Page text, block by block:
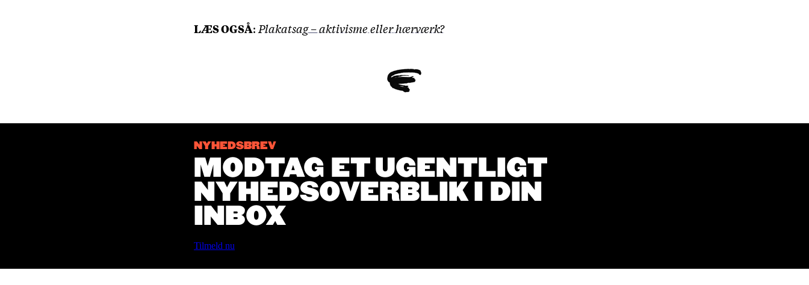
LÆS OGSÅ:Plakatsag – aktivisme eller hærværk?
NYHEDSBREV
MODTAG ET UGENTLIGT
NYHEDSOVERBLIK I DIN
INBOX
Tilmeld nu